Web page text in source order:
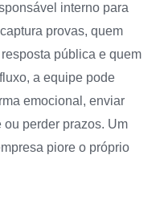
interno para
provas, quem
pública e quem
a equipe pode
emocional, enviar
perder prazos. Um
piore o próprio